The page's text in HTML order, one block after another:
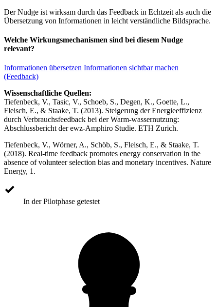
Der Nudge ist wirksam durch das Feedback in Echtzeit als auch die
Übersetzung von Informationen in leicht verständliche Bildsprache.
Welche Wirkungsmechanismen sind bei diesem Nudge
relevant?
Informationen übersetzen Informationen sichtbar machen
(Feedback)
Wissenschaftliche Quellen:
Tiefenbeck, V., Tasic, V., Schoeb, S., Degen, K., Goette, L.,
Fleisch, E., & Staake, T. (2013). Steigerung der Energieeffizienz
durch Verbrauchsfeedback bei der Warm-wassernutzung:
Abschlussbericht der ewz-Amphiro Studie. ETH Zurich.
Tiefenbeck, V., Wörner, A., Schöb, S., Fleisch, E., & Staake, T.
(2018). Real-time feedback promotes energy conservation in the
absence of volunteer selection bias and monetary incentives. Nature
Energy, 1.
In der Pilotphase getestet